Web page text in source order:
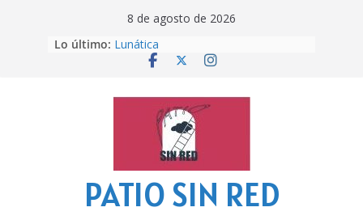
8 de agosto de 2026
Lo último: Lunática
Pero, hasta entonces…
‘La broma infinita’ de recomendar
lecturas veraniegas
Otra del Mundial
PATIO SIN RED